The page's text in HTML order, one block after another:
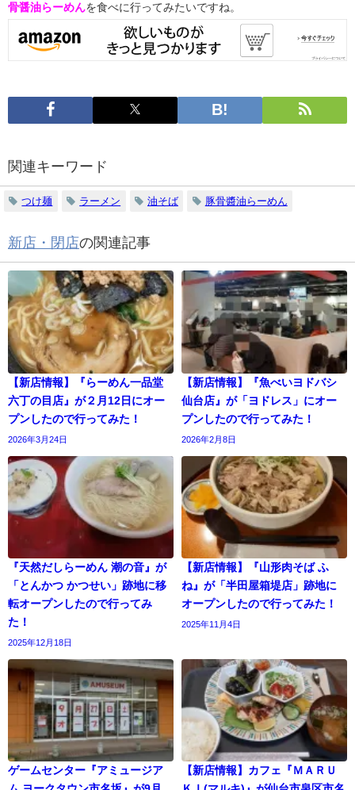
骨醤油らーめんを食べに行ってみたいですね。
関連キーワード
つけ麺 ラーメン 油そば 豚骨醬油らーめん
新店・閉店の関連記事
【新店情報】『らーめん一品堂
六丁の目店』が２月12日にオー
プンしたので行ってみた！
2026年3月24日
【新店情報】『魚べいヨドバシ
仙台店』が「ヨドレス」にオー
プンしたので行ってみた！
2026年2月8日
『天然だしらーめん 潮の音』が
「とんかつ かつせい」跡地に移
転オープンしたので行ってみ
た！
2025年12月18日
【新店情報】『山形肉そば ふ
ね』が「半田屋箱堤店」跡地に
オープンしたので行ってみた！
2025年11月4日
ゲームセンター『アミュージア
【新店情報】カフェ『ＭＡＲＵ